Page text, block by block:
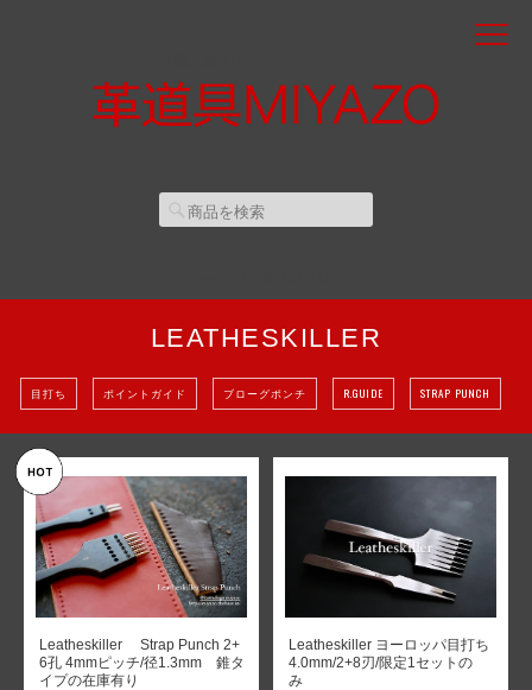
LEATHESKILLER
目打ち ポイントガイド ブローグポンチ R.GUIDE STRAP PUNCH
Leatheskiller Strap Punch 2+
6孔 4mmピッチ/径1.3mm 錐タ
イプの在庫有り
Leatheskiller ヨーロッパ目打ち
4.0mm/2+8刃/限定1セットの
み